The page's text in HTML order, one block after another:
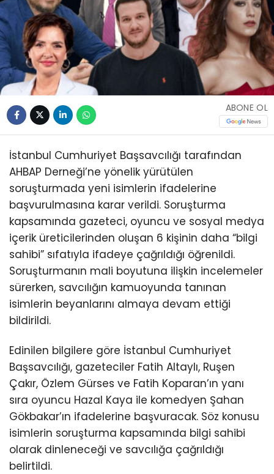
ABONE OL
İstanbul Cumhuriyet Başsavcılığı tarafından
AHBAP Derneği’ne yönelik yürütülen
soruşturmada yeni isimlerin ifadelerine
başvurulmasına karar verildi. Soruşturma
kapsamında gazeteci, oyuncu ve sosyal medya
içerik üreticilerinden oluşan 6 kişinin daha “bilgi
sahibi” sıfatıyla ifadeye çağrıldığı öğrenildi.
Soruşturmanın mali boyutuna ilişkin incelemeler
sürerken, savcılığın kamuoyunda tanınan
isimlerin beyanlarını almaya devam ettiği
bildirildi.
Edinilen bilgilere göre İstanbul Cumhuriyet
Başsavcılığı, gazeteciler Fatih Altaylı, Ruşen
Çakır, Özlem Gürses ve Fatih Koparan’ın yanı
sıra oyuncu Hazal Kaya ile komedyen Şahan
Gökbakar’ın ifadelerine başvuracak. Söz konusu
isimlerin soruşturma kapsamında bilgi sahibi
olarak dinleneceği ve savcılığa çağrıldığı
belirtildi.